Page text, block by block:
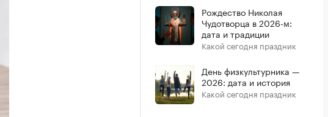
Рождество Николая
Чудотворца в 2026-м:
дата и традиции
Какой сегодня праздник
День физкультурника —
2026: дата и история
Какой сегодня праздник